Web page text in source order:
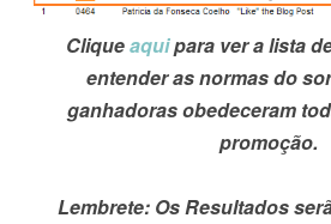
Cliqueaquipara ver a lista
entender as normas do
ganhadoras obedeceram
promoção.
Lembrete: Os Resultados